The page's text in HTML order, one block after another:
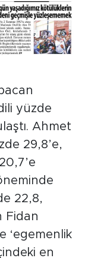
yüzde
Ahmet
29,8’e,
22,8,
Fidan
‘egemenlik
en